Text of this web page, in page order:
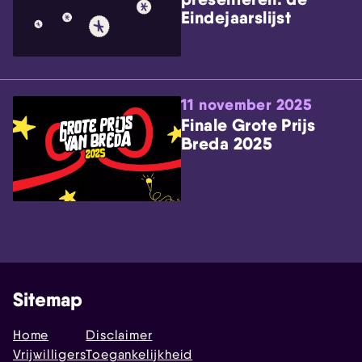
Eindejaarslijst
11 november 2025
Finale Grote Prijs
Breda 2025
Sitemap
Home
Vrijwilligers
Disclaimer
Toegankelijkheid